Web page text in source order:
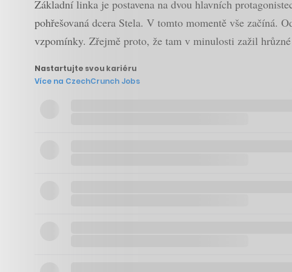
Základní linka je postavena na dvou hlavních
pohřešovaná dcera Stela. V tomto momentě vše začíná.
vzpomínky. Zřejmě proto, že tam v minulosti zažil
Nastartujte svou kariéru
Více na CzechCrunch Jobs